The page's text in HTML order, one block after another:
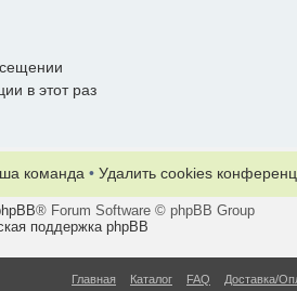
в этот раз
команда • Удалить cookies
® Forum Software © phpBB Group
поддержка phpBB
Главная Каталог FAQ Доставка/